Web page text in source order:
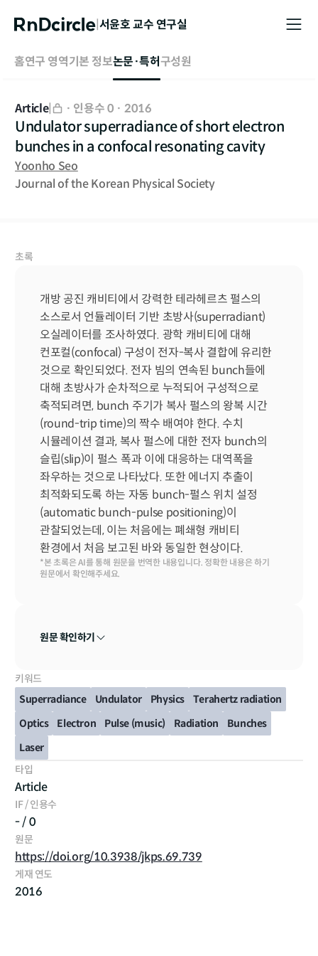
|서윤호교수 연구실
홈연구 영역기본 정보논문·특허구성원
Article| · 인용수 0 · 2016
Undulator superradiance of short electron
bunches in a confocal resonating cavity
Yoonho Seo
Journal of the Korean Physical Society
초록
개방 공진 캐비티에서 강력한 테라헤르츠 펄스의
소스로서 언듈레이터 기반 초방사(superradiant)
오실레이터를 조사하였다. 광학 캐비티에 대해
컨포컬(confocal) 구성이 전자-복사 결합에 유리한
것으로 확인되었다. 전자 빔의 연속된 bunch들에
대해 초방사가 순차적으로 누적되어 구성적으로
축적되려면, bunch 주기가 복사 펄스의 왕복 시간
(round-trip time)의 짝수 배여야 한다. 수치
시뮬레이션 결과, 복사 펄스에 대한 전자 bunch의
슬립(slip)이 펄스 폭과 이에 대응하는 대역폭을
좌우하는 것으로 나타났다. 또한 에너지 추출이
최적화되도록 하는 자동 bunch-펄스 위치 설정
(automatic bunch-pulse positioning)이
관찰되었는데, 이는 처음에는 폐쇄형 캐비티
환경에서 처음 보고된 바와 동일한 현상이다.
*본 초록은 AI를 통해 원문을 번역한 내용입니다. 정확한 내용은 하기
원문에서 확인해주세요.
원문 확인하기
키워드
Superradiance
Undulator Physics
Terahertz radiation
Optics
Electron Pulse (music) Radiation
Bunches
Laser
타입
Article
IF / 인용수
- / 0
원문
https://doi.org/10.3938/jkps.69.739
게재 연도
2016